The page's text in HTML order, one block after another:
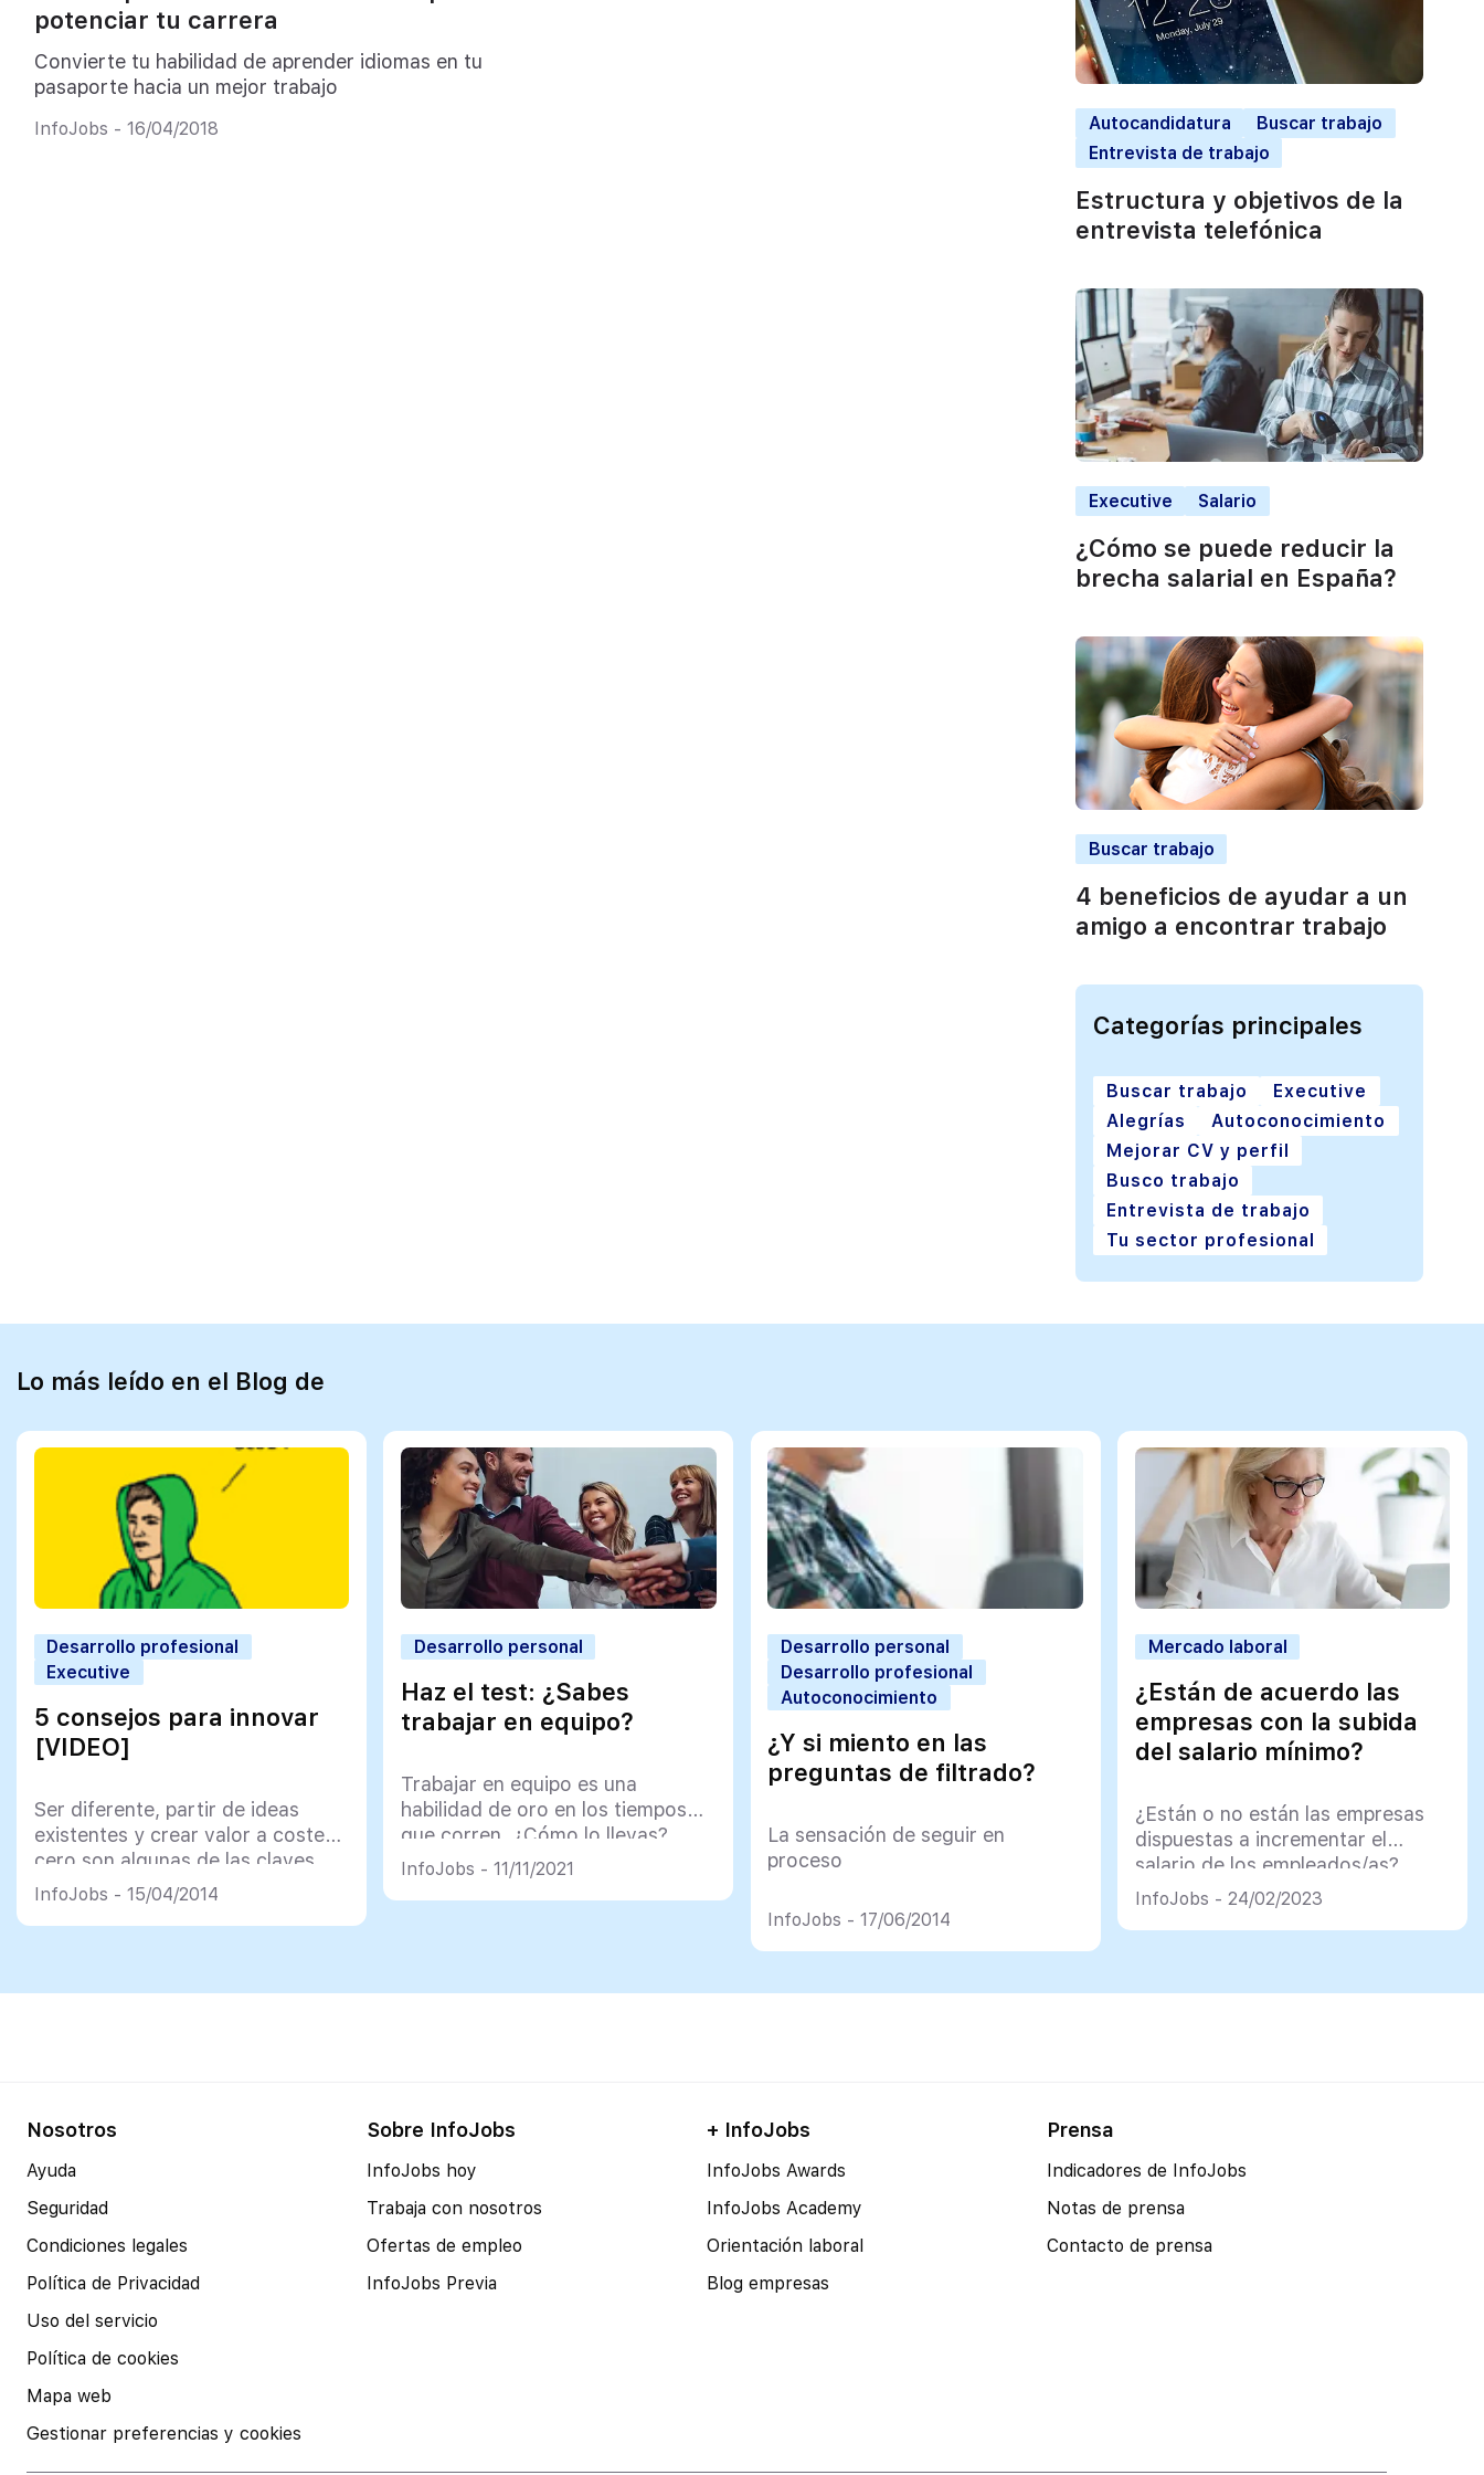
potenciar tu carrera
Convierte tu habilidad de aprender idiomas en tu
pasaporte hacia un mejor trabajo
InfoJobs - 16/04/2018 Autocandidatura
Buscar trabajo
Entrevista de trabajo
Estructura y objetivos de la
entrevista telefónica
Executive Salario
¿Cómo se puede reducir la
brecha salarial en España?
Buscar trabajo
4 beneficios de ayudar a un
amigo a encontrar trabajo
Categorías principales
Buscar trabajo
Executive
Alegrías
Autoconocimiento
Mejorar CV y perfil
Busco trabajo
Entrevista de trabajo
Tu sector profesional
Lo más leído en el Blog de
Desarrollo profesional
Executive
5 consejos para innovar
[VIDEO]
Ser diferente, partir de ideas
existentes y crear valor a coste
cero son algunas de las claves
para potenciar la innovación
InfoJobs - 15/04/2014
Desarrollo personal
Haz el test: ¿Sabes
trabajar en equipo?
Trabajar en equipo es una
habilidad de oro en los tiempos
que corren. ¿Cómo lo llevas?
InfoJobs - 11/11/2021
Desarrollo personal
Desarrollo profesional
Autoconocimiento
¿Y si miento en las
preguntas de filtrado?
La sensación de seguir en
proceso
InfoJobs - 17/06/2014
Mercado laboral
¿Están de acuerdo las
empresas con la subida
del salario mínimo?
¿Están o no están las empresas
dispuestas a incrementar el
salario de los empleados/as?
InfoJobs - 24/02/2023
Nosotros
Ayuda
Seguridad
Condiciones legales
Política de Privacidad
Uso del servicio
Política de cookies
Mapa web
Gestionar preferencias y cookies
Sobre InfoJobs
InfoJobs hoy
Trabaja con nosotros
Ofertas de empleo
InfoJobs Previa
+ InfoJobs
InfoJobs Awards
InfoJobs Academy
Orientación laboral
Blog empresas
Prensa
Indicadores de InfoJobs
Notas de prensa
Contacto de prensa